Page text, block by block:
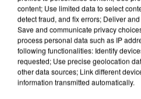
content; Use limited data to select
detect fraud, and fix errors; Deliver
Save and communicate privacy
process personal data such as IP
following functionalities: Identify
requested; Use precise geolocation
other data sources; Link different
information transmitted automatically.